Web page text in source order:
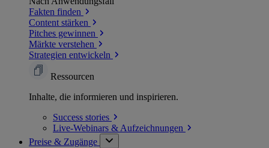
Fakten finden
Content stärken
Pitches gewinnen
Märkte verstehen
Strategien entwickeln
Ressourcen
Inhalte, die informieren und inspirieren.
Success stories
Live-Webinars & Aufzeichnungen
Preise & Zugänge